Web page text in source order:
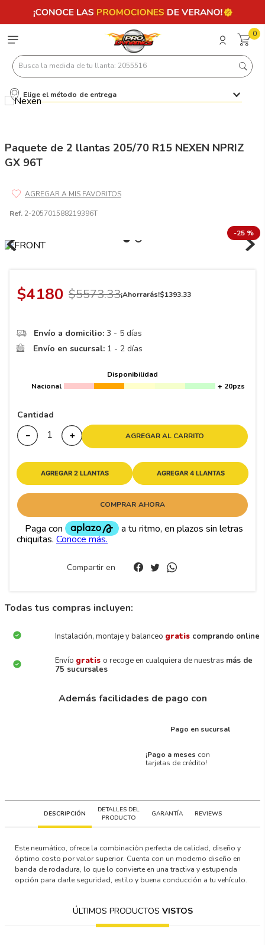
0
Busca la medida de tu llanta: 2055516
Elige el método de entrega
Paquete de 2 llantas 205/70 R15 NEXEN NPRIZ
GX 96T
Ref. 2-205701588219396T
-25 %
$4180 $5573.33¡Ahorrarás!$1393.33
Envío a domicilio: 3 - 5 días
Envío en sucursal: 1 - 2 días
Disponibilidad
Nacional
+ 20pzs
Cantidad
＋
－ AGREGAR AL CARRITO
AGREGAR 2 LLANTAS AGREGAR 4 LLANTAS
COMPRAR AHORA
Compartir en
Todas tus compras incluyen:
Instalación, montaje y balanceo gratis comprando online
Envío gratis o recoge en cualquiera de nuestras más de
75 sucursales
Además facilidades de pago con
Pago en sucursal
¡Pago a meses con
tarjetas de crédito!
DESCRIPCIÓN
DETALLES DEL
PRODUCTO
GARANTÍA REVIEWS
Este neumático, ofrece la combinación perfecta de calidad, diseño y
óptimo costo por valor superior. Cuenta con un moderno diseño en
banda de rodadura, lo que lo convierte en una tractiva y estupenda
opción para darle seguridad, estilo y buena conducción a tu vehículo.
ÚLTIMOS PRODUCTOS VISTOS
Términos más buscados
2
7.245